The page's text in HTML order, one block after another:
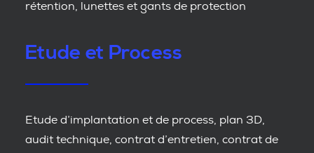
rétention, lunettes et gants de protection
Etude et Process
Etude d’implantation et de process, plan 3D,
audit technique, contrat d’entretien, contrat de